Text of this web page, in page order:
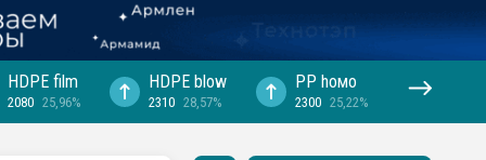
HDPE film
2080 25,96%
HDPE blow
2310 28,57%
PP hомо
2300 25,22%